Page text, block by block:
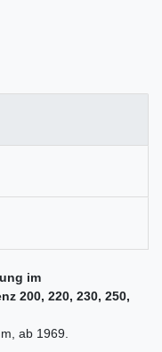
im
200, 220, 230, 250,
ab 1969.